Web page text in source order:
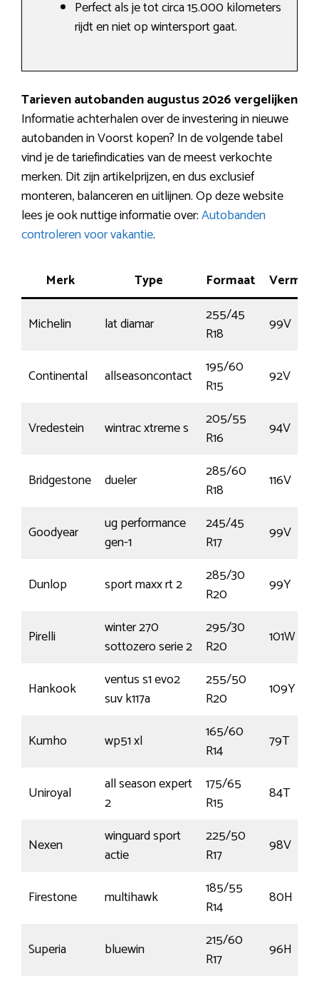
Perfect als je tot circa 15.000 kilometers
rijdt en niet op wintersport gaat.
Tarieven autobanden augustus 2026 vergelijken
Informatie achterhalen over de investering in nieuwe
autobanden in Voorst kopen? In de volgende tabel
vind je de tariefindicaties van de meest verkochte
merken. Dit zijn artikelprijzen, en dus exclusief
monteren, balanceren en uitlijnen. Op deze website
lees je ook nuttige informatie over:Autobanden
controleren voor vakantie.
Merk Type Formaat
Michelin lat diamar
255/45
R18
99V
Continental allseasoncontact
195/60
R15
92V
Vredestein wintrac xtreme s
205/55
R16
94V
Bridgestone dueler
285/60
R18
116V
Goodyear
ug performance
gen-1
245/45
R17
99V
Dunlop sport maxx rt 2
285/30
R20
99Y
Pirelli
winter 270
sottozero serie 2
295/30
R20
101W
Hankook
ventus s1 evo2
suv k117a
255/50
R20
109Y
Kumho wp51 xl
165/60
R14
79T
Uniroyal
all season expert
2
175/65
R15
84T
Nexen
winguard sport
actie
225/50
R17
98V
Firestone multihawk
185/55
R14
80H
Superia bluewin
215/60
R17
96H